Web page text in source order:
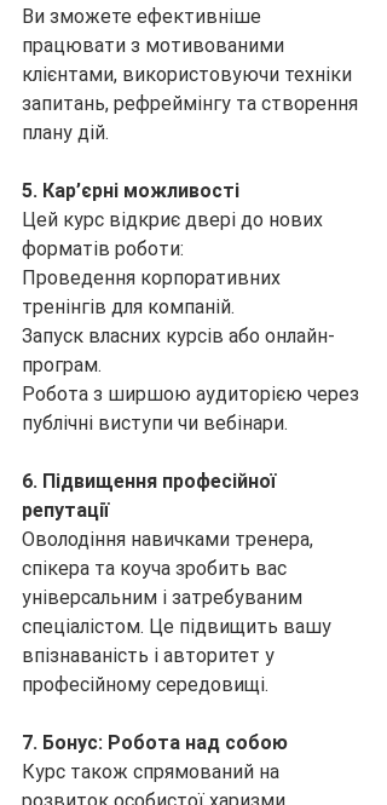
Ви зможете ефективніше
працювати з мотивованими
клієнтами, використовуючи техніки
запитань, рефреймінгу та створення
плану дій.
5. Кар’єрні можливості
Цей курс відкриє двері до нових
форматів роботи:
Проведення корпоративних
тренінгів для компаній.
Запуск власних курсів або онлайн-
програм.
Робота з ширшою аудиторією через
публічні виступи чи вебінари.
6. Підвищення професійної
репутації
Оволодіння навичками тренера,
спікера та коуча зробить вас
універсальним і затребуваним
спеціалістом. Це підвищить вашу
впізнаваність і авторитет у
професійному середовищі.
7. Бонус: Робота над собою
Курс також спрямований на